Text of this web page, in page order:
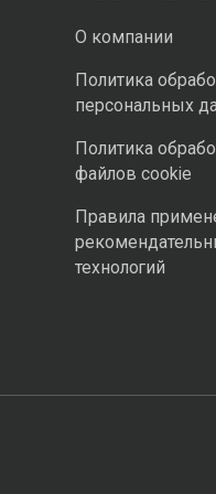
О компании
Политика
персональных
Политика
файлов cookie
Правила
технологий